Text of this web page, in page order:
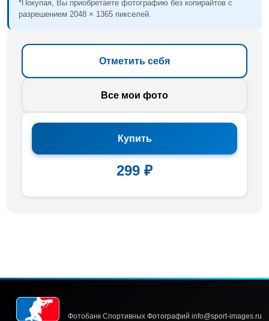
*Покупая, Вы приобретаете фотографию без копирайтов с
разрешением 2048 × 1365 пикселей.
Отметить себя
Все мои фото
Купить
299 ₽
Фотобанк Спортивных Фотографий info@sport-images.ru